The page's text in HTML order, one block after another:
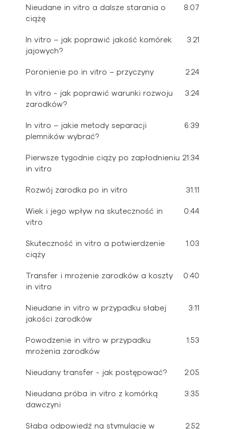
Nieudane in vitro a dalsze starania o
ciążę
8:07
In vitro – jak poprawić jakość komórek
jajowych?
3:21
Poronienie po in vitro – przyczyny 2:24
In vitro - jak poprawić warunki rozwoju
zarodków?
3:24
In vitro – jakie metody separacji
plemników wybrać?
6:39
Pierwsze tygodnie ciąży po zapłodnieniu
in vitro
21:34
Rozwój zarodka po in vitro 31:11
Wiek i jego wpływ na skuteczność in
vitro
0:44
Skuteczność in vitro a potwierdzenie
ciąży
1:03
Transfer i mrożenie zarodków a koszty
in vitro
0:40
Nieudane in vitro w przypadku słabej
jakości zarodków
3:11
Powodzenie in vitro w przypadku
mrożenia zarodków
1:53
Nieudany transfer - jak postępować? 2:05
Nieudana próba in vitro z komórką
dawczyni
3:35
Słaba odpowiedź na stymulację w
2:52